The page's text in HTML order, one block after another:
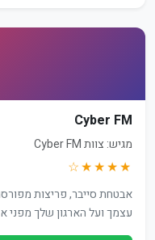
Cyber FM
מגיש: צוות Cyber FM
★★★★☆
אבטחת סייבר, פריצות
עצמך ועל הארגון שלך מפני